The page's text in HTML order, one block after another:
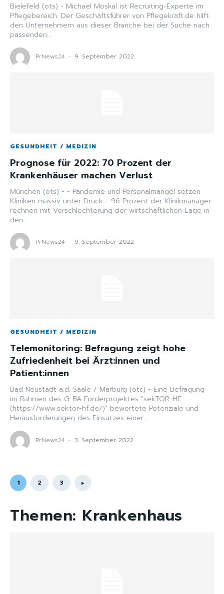
Bielefeld (ots) - Michael Moskal ist Recruiting-Experte im
Pflegebereich. Der Geschäftsführer von Pflegekraft.de hilft
den Unternehmern aus dieser Branche bei der Suche nach
passenden...
PrNews24 - 9. September 2022
GESUNDHEIT / MEDIZIN
Prognose für 2022: 70 Prozent der
Krankenhäuser machen Verlust
München (ots) - - Pandemie und Personalmangel setzen
Kliniken massiv unter Druck - 96 Prozent der Klinikmanager
rechnen mit Verschlechterung der wirtschaftlichen Lage in
den...
PrNews24 - 9. September 2022
GESUNDHEIT / MEDIZIN
Telemonitoring: Befragung zeigt hohe
Zufriedenheit bei Ärzt:innen und
Patient:innen
Bad Neustadt a.d. Saale / Marburg (ots) - Eine Befragung
im Rahmen des G-BA Förderprojektes "sekTOR-HF
(https://www.sektor-hf.de/)" bewertete Potenziale und
Herausforderungen des Einsatzes einer...
PrNews24 - 3. September 2022
1 2 3
Themen: Krankenhaus